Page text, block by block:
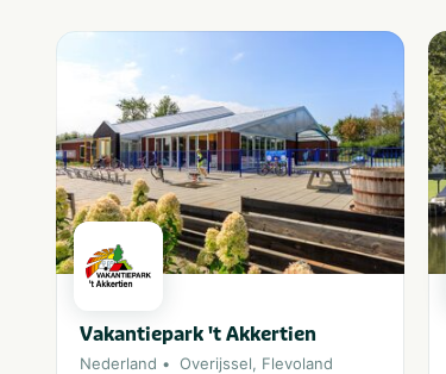
Vakantiepark 't Akkertien
Nederland Overijssel, Flevoland